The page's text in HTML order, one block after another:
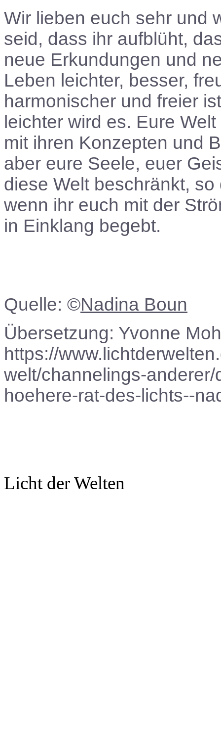
Wir lieben euch sehr und
seid, dass ihr aufblüht,
neue Erkundungen und
Leben leichter, besser,
harmonischer und freier
leichter wird es. Eure
mit ihren Konzepten und
aber eure Seele, euer
diese Welt beschränkt,
wenn ihr euch mit der
in Einklang begebt.
Quelle: ©Nadina Boun
Übersetzung: Yvonne
https://
welt/channelings-
hoehere-rat-des-lichts--
Licht der Welten